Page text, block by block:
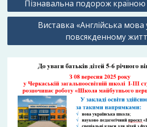
записів
Пізнавальна подорож
Виставка «Англійська
повсякденному